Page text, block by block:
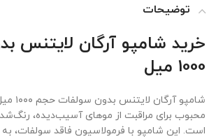
توضیحات
خرید شامپو آرگان لایتنس
1000 میل
شامپو
محبوب برای مراقبت از موهای آسیب‌دیده،
است. این شامپو با فرمولاسیون فاقد سولفات،